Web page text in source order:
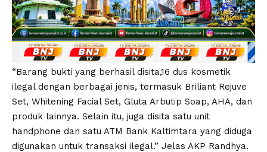
“Barang bukti yang berhasil disita,16 dus kosmetik
ilegal dengan berbagai jenis, termasuk Briliant Rejuve
Set, Whitening Facial Set, Gluta Arbutip Soap, AHA, dan
produk lainnya. Selain itu, juga disita satu unit
handphone dan satu ATM Bank Kaltimtara yang diduga
digunakan untuk transaksi ilegal.” Jelas AKP Randhya.